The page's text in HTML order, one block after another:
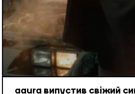
aaura випустив свіжий